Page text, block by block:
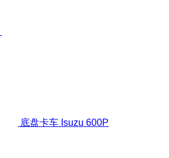
底盘卡车 Isuzu 600P